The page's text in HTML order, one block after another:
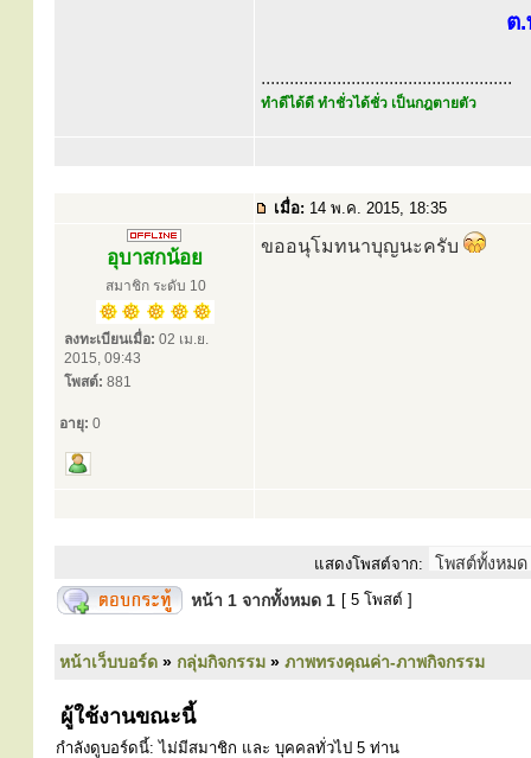
ต
.....................................................
ทำดีได้ดี ทำชั่วได้ชั่ว เป็นกฎตายตัว
เมื่อ: 14 พ.ค. 2015, 18:35
อุบาสกน้อย
สมาชิก ระดับ 10
ลงทะเบียนเมื่อ: 02 เม.ย.
2015, 09:43
โพสต์: 881
อายุ: 0
ขออนุโมทนาบุญนะครับ
แสดงโพสต์จาก:
หน้า 1 จากทั้งหมด 1 [ 5 โพสต์ ]
หน้าเว็บบอร์ด » กลุ่มกิจกรรม » ภาพทรงคุณค่า-ภาพกิจกรรม
ผู้ใช้งานขณะนี้
กำลังดูบอร์ดนี้: ไม่มีสมาชิก และ บุคคลทั่วไป 5 ท่าน